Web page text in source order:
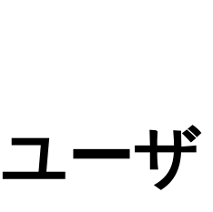
ーザ